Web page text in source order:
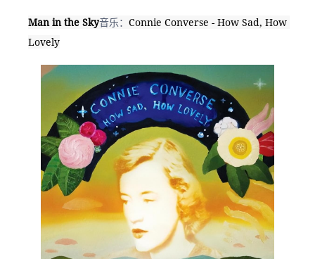
Man in the Sky音乐： Connie Converse - How Sad, How
Lovely